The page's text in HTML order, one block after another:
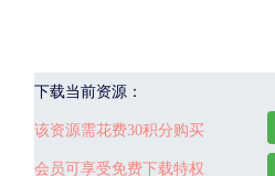
下载当前资源：
该资源需花费30积分购买
会员可享受免费下载特权